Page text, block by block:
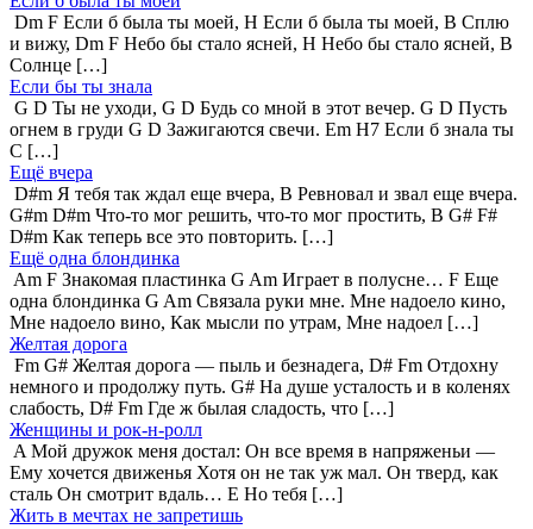
Dm F Если б была ты моей, H Если б была ты моей, B Сплю
и вижу, Dm F Небо бы стало ясней, H Небо бы стало ясней, B
Солнце […]
Если бы ты знала
G D Ты не уходи, G D Будь со мной в этот вечер. G D Пусть
огнем в груди G D Зажигаются свечи. Em H7 Если б знала ты
C […]
Ещё вчера
D#m Я тебя так ждал еще вчера, B Ревновал и звал еще вчера.
G#m D#m Что-то мог решить, что-то мог простить, B G# F#
D#m Как теперь все это повторить. […]
Ещё одна блондинка
Am F Знакомая пластинка G Am Играет в полусне… F Еще
одна блондинка G Am Связала руки мне. Мне надоело кино,
Мне надоело вино, Как мысли по утрам, Мне надоел […]
Желтая дорога
Fm G# Желтая дорога — пыль и безнадега, D# Fm Отдохну
немного и продолжу путь. G# На душе усталость и в коленях
слабость, D# Fm Где ж былая сладость, что […]
Женщины и рок-н-ролл
A Мой дружок меня достал: Он все время в напряженьи —
Ему хочется движенья Хотя он не так уж мал. Он тверд, как
сталь Он смотрит вдаль… E Но тебя […]
Жить в мечтах не запретишь